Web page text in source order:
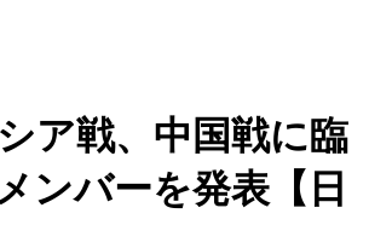
ア戦、中国戦に臨
ンバーを発表【日